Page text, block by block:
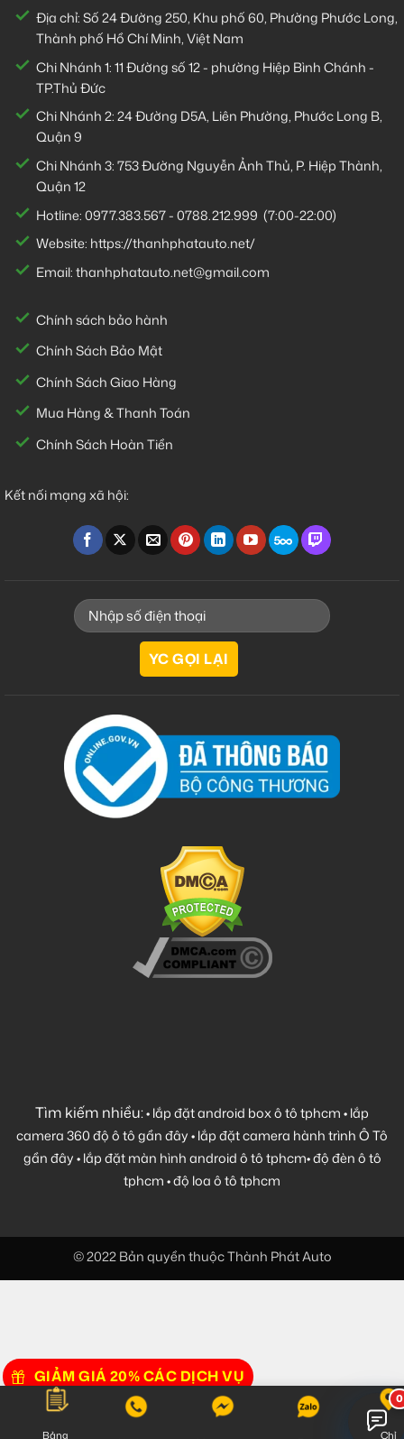
Địa chỉ: Số 24 Đường 250, Khu phố 60, Phường Phước Long,
Thành phố Hồ Chí Minh, Việt Nam
Chi Nhánh 1:11 Đường số 12 - phường Hiệp Bình Chánh -
TP.Thủ Đức
Chi Nhánh 2:24 Đường D5A, Liên Phường, Phước Long B,
Quận 9
Chi Nhánh 3:753 Đường Nguyễn Ảnh Thủ, P. Hiệp Thành,
Quận 12
Hotline:0977.383.567-0788.212.999 (7:00-22:00)
Website: https://thanhphatauto.net/
Email:thanhphatauto.net@gmail.com
Chính sách bảo hành
Chính Sách Bảo Mật
Chính Sách Giao Hàng
Mua Hàng & Thanh Toán
Chính Sách Hoàn Tiền
Kết nối mạng xã hội:
Tìm kiếm nhiều:•lắp đặt android box ô tô tphcm•lắp
camera 360 độ ô tô gần đây•lắp đặt camera hành trình Ô Tô
gần đây•lắp đặt màn hình android ô tô tphcm•độ đèn ô tô
tphcm•độ loa ô tô tphcm
GIẢM GIÁ 20% CÁC DỊCH VỤ
© 2022 Bản quyền thuộc Thành Phát Auto
Bảng Chỉ